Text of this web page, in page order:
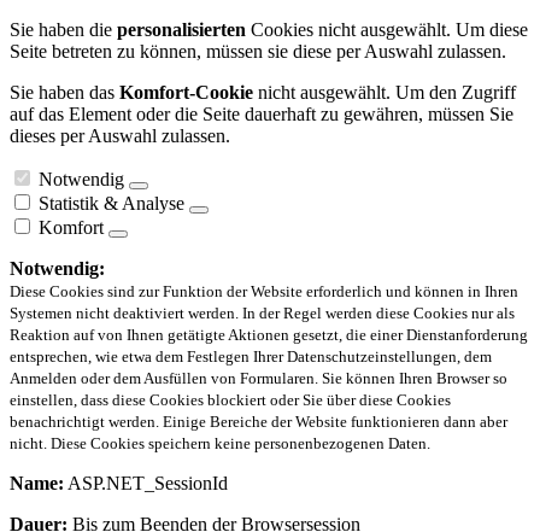
Sie haben die personalisierten Cookies nicht ausgewählt. Um diese
Seite betreten zu können, müssen sie diese per Auswahl zulassen.
Sie haben das Komfort-Cookie nicht ausgewählt. Um den Zugriff
auf das Element oder die Seite dauerhaft zu gewähren, müssen Sie
dieses per Auswahl zulassen.
Notwendig
Statistik & Analyse
Komfort
Notwendig:
Diese Cookies sind zur Funktion der Website erforderlich und können in Ihren
Systemen nicht deaktiviert werden. In der Regel werden diese Cookies nur als
Reaktion auf von Ihnen getätigte Aktionen gesetzt, die einer Dienstanforderung
entsprechen, wie etwa dem Festlegen Ihrer Datenschutzeinstellungen, dem
Anmelden oder dem Ausfüllen von Formularen. Sie können Ihren Browser so
einstellen, dass diese Cookies blockiert oder Sie über diese Cookies
benachrichtigt werden. Einige Bereiche der Website funktionieren dann aber
nicht. Diese Cookies speichern keine personenbezogenen Daten.
Name: ASP.NET_SessionId
Dauer: Bis zum Beenden der Browsersession